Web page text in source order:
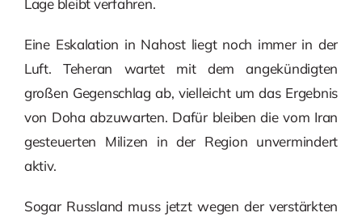
Lage bleibt verfahren.
Eine Eskalation in Nahost liegt noch immer in der
Luft. Teheran wartet mit dem angekündigten
großen Gegenschlag ab, vielleicht um das Ergebnis
von Doha abzuwarten. Dafür bleiben die vom Iran
gesteuerten Milizen in der Region unvermindert
aktiv.
Sogar Russland muss jetzt wegen der verstärkten